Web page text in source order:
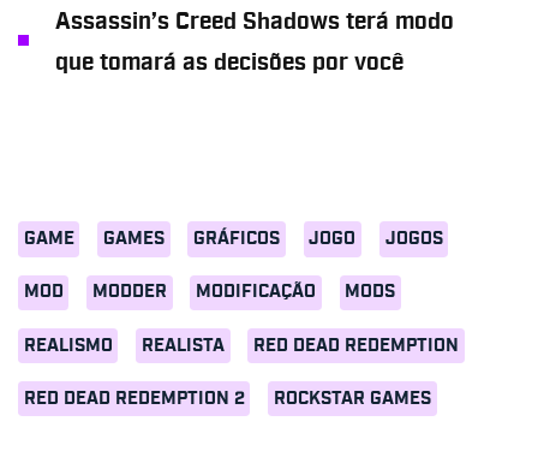
GAME GAMES GRÁFICOS JOGO JOGOS
MOD MODDER MODIFICAÇÃO MODS
REALISMO REALISTA RED DEAD REDEMPTION
RED DEAD REDEMPTION 2 ROCKSTAR GAMES
Assassin’s Creed Shadows terá modo
que tomará as decisões por você